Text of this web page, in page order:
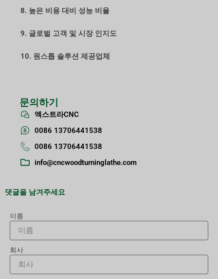
8. 높은 비용 대비 성능 비율
9. 글로벌 고객 및 시장 인지도
10. 원스톱 솔루션 제공업체
문의하기
엑스트라CNC
0086 13706441538
0086 13706441538
info@cncwoodturninglathe.com
댓글을 남겨주세요
이름
회사